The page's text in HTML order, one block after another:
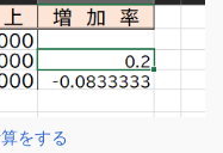
をする